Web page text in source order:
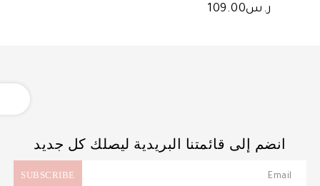
الأصلي
ر.س109.00السعر
انضم إلى قائمتنا البريدية ليصلك كل جديد